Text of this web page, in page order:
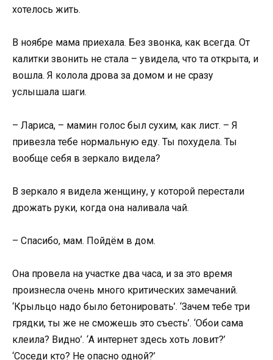
хотелось жить.
В ноябре мама приехала. Без звонка, как всегда. От
калитки звонить не стала – увидела, что та открыта, и
вошла. Я колола дрова за домом и не сразу
услышала шаги.
– Лариса, – мамин голос был сухим, как лист. – Я
привезла тебе нормальную еду. Ты похудела. Ты
вообще себя в зеркало видела?
В зеркало я видела женщину, у которой перестали
дрожать руки, когда она наливала чай.
– Спасибо, мам. Пойдём в дом.
Она провела на участке два часа, и за это время
произнесла очень много критических замечаний.
‘Крыльцо надо было бетонировать’. ‘Зачем тебе три
грядки, ты же не сможешь это съесть’. ‘Обои сама
клеила? Видно’. ‘А интернет здесь хоть ловит?’
‘Соседи кто? Не опасно одной?’